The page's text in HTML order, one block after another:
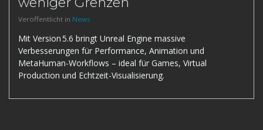
Veröffentlicht in News
Mit Version 5.6 bringt Unreal Engine massive
Verbesserungen für Performance, Animation und
MetaHuman-Workflows – ideal für Games, Virtual
Production und Echtzeit-Visualisierung.